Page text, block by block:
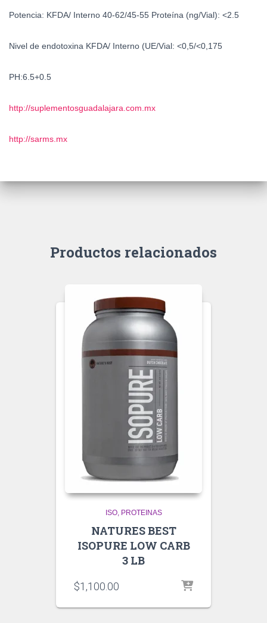
Potencia: KFDA/ Interno 40-62/45-55 Proteína (ng/Vial): <2.5
Nivel de endotoxina KFDA/ Interno (UE/Vial: <0,5/<0,175
PH:6.5+0.5
http://suplementosguadalajara.com.mx
http://sarms.mx
Productos relacionados
ISO PROTEINAS
NATURES BEST
ISOPURE LOW CARB
3 LB
$1,100.00